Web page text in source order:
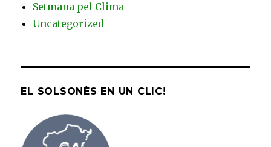
Setmana pel Clima
Uncategorized
EL SOLSONÈS EN UN CLIC!